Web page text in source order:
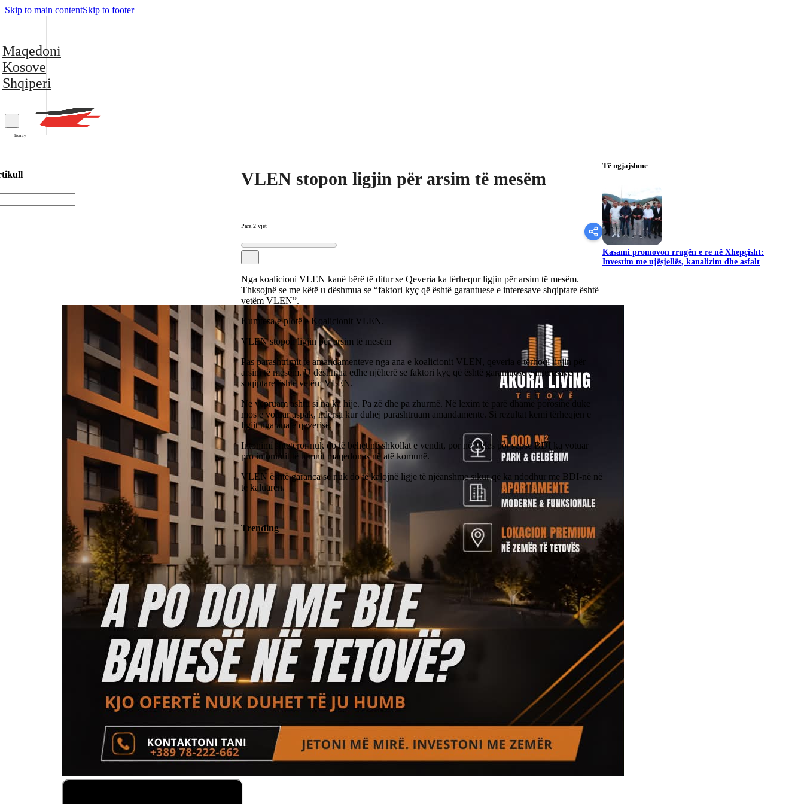
Skip to main contentSkip to footer
Maqedoni
Kosove
Shqiperi
Trendy
VLEN stopon ligjin për arsim të mesëm
Para 2 vjet
Nga koalicioni VLEN kanë bërë të ditur se Qeveria ka tërhequr ligjin për arsim të mesëm.
Thksojnë se me këtë u dëshmua se “faktori kyç që është garantuese e interesave shqiptare është
vetëm VLEN”.
Kumtesa e plotë e Koalicionit VLEN.
VLEN stopon ligjin për arsim të mesëm
Pas parashtrimit te amandamenteve nga ana e koalicionit VLEN, qeveria e tërhoqi ligjin për
arsim të mesëm. U dëshmua edhe njëherë se faktori kyç që është garantuese e interesave
shqiptare është vetëm VLEN.
Ne vepruam ashtu si na ka hije. Pa zë dhe pa zhurmë. Në lexim të parë dhamë porosinë duke
mos e votuar aspak, ndërsa kur duhej parashtruam amandamente. Si rezultat kemi tërheqjen e
ligjit nga ana e qeverisë.
Intonimi shtetëror nuk do të bëhet në shkollat e vendit, por në Veles po, sepse BDI ka votuar
pro intonimit të himnit maqedonas në atë komunë.
VLEN është garanca se nuk do të kalojnë ligje të njëanshme sikur që ka ndodhur me BDI-në në
të kaluarën.
Trending
Të ngjajshme
Kasami promovon rrugën e re në Xhepçisht:
Investim me ujësjellës, kanalizim dhe asfalt